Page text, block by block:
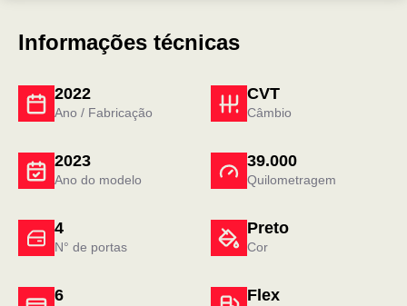
Informações técnicas
2022
Ano / Fabricação
CVT
Câmbio
4
N° de portas
Preto
Cor
2023
Ano do modelo
39.000
Quilometragem
6 Flex